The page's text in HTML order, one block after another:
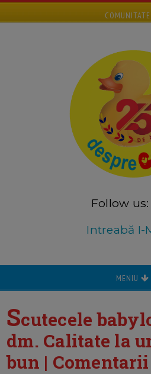
COMUNITATE
Follow us:
Intreabă I-
MENIU
Scutecele
dm. Calitate la
bun |